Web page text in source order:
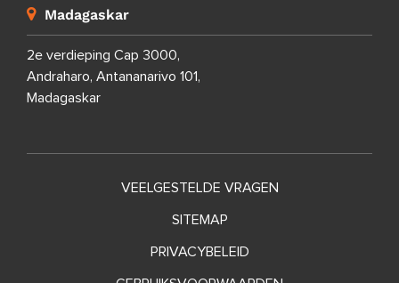
Madagaskar
2e verdieping Cap 3000,
Andraharo, Antananarivo 101,
Madagaskar
VEELGESTELDE VRAGEN
SITEMAP
PRIVACYBELEID